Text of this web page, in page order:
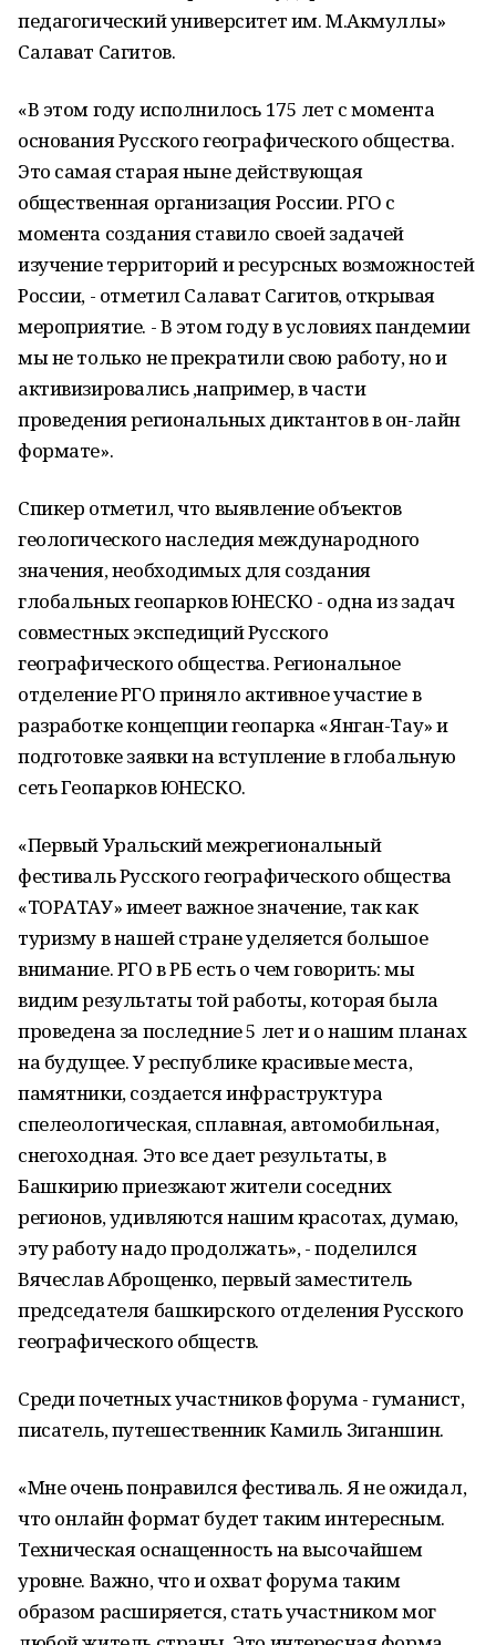
педагогический университет им. М.Акмуллы»
Салават Сагитов.
«В этом году исполнилось 175 лет с момента
основания Русского географического общества.
Это самая старая ныне действующая
общественная организация России. РГО с
момента создания ставило своей задачей
изучение территорий и ресурсных возможностей
России, - отметил Салават Сагитов, открывая
мероприятие. - В этом году в условиях пандемии
мы не только не прекратили свою работу, но и
активизировались ,например, в части
проведения региональных диктантов в он-лайн
формате».
Спикер отметил, что выявление объектов
геологического наследия международного
значения, необходимых для создания
глобальных геопарков ЮНЕСКО - одна из задач
совместных экспедиций Русского
географического общества. Региональное
отделение РГО приняло активное участие в
разработке концепции геопарка «Янган-Тау» и
подготовке заявки на вступление в глобальную
сеть Геопарков ЮНЕСКО.
«Первый Уральский межрегиональный
фестиваль Русского географического общества
«ТОРАТАУ» имеет важное значение, так как
туризму в нашей стране уделяется большое
внимание. РГО в РБ есть о чем говорить: мы
видим результаты той работы, которая была
проведена за последние 5 лет и о нашим планах
на будущее. У республике красивые места,
памятники, создается инфраструктура
спелеологическая, сплавная, автомобильная,
снегоходная. Это все дает результаты, в
Башкирию приезжают жители соседних
регионов, удивляются нашим красотах, думаю,
эту работу надо продолжать», - поделился
Вячеслав Аброщенко, первый заместитель
председателя башкирского отделения Русского
географического обществ.
Среди почетных участников форума - гуманист,
писатель, путешественник Камиль Зиганшин.
«Мне очень понравился фестиваль. Я не ожидал,
что онлайн формат будет таким интересным.
Техническая оснащенность на высочайшем
уровне. Важно, что и охват форума таким
образом расширяется, стать участником мог